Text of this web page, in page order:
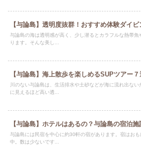
【与論島】透明度抜群！おすすめ体験ダイ
与論島の海は透明感が高く、少し潜るとカラフルな熱帯
ります。そんな美し...
【与論島】海上散歩を楽しめるSUPツアー７
川のない与論島は、生活排水や土砂などが海に流れ出な
に見えるほど高い透...
【与論島】ホテルはあるの？与論島の宿泊
与論島には民宿を中心に約30軒の宿があります。宿はお
中。数は少ないです...